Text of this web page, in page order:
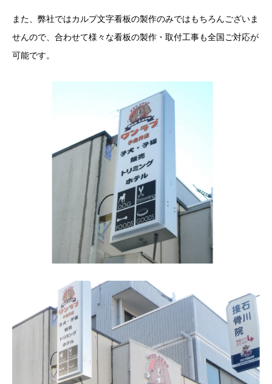
ステンレス切文字
アルミ複合板・形状カット販売
看板の種類をまとめて解説！
また、弊社ではカルプ文字看板の製作のみではもちろんございま
せんので、合わせて様々な看板の製作・取付工事も全国ご対応が
可能です。